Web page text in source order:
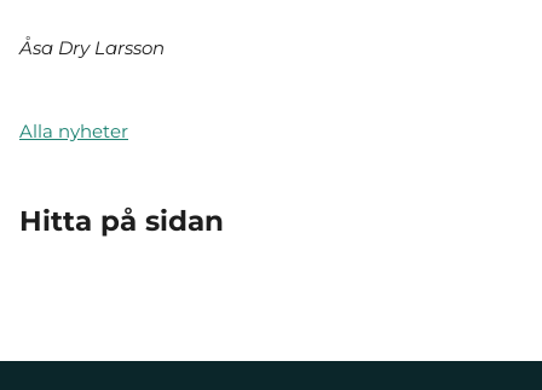
Åsa Dry Larsson
Alla nyheter
Hitta på sidan